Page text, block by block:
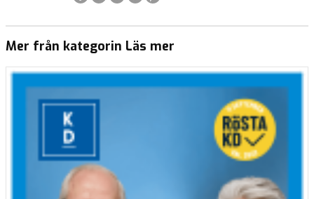
Mer från kategorin Läs mer